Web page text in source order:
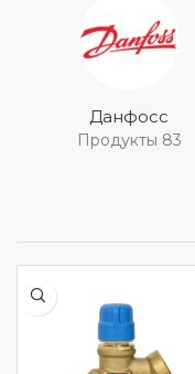
Данфосс
Продукты 83